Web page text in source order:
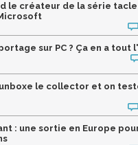
le créateur de la série
sur PC ? Ça en a tout
unboxe le collector et on
: une sortie en Europe